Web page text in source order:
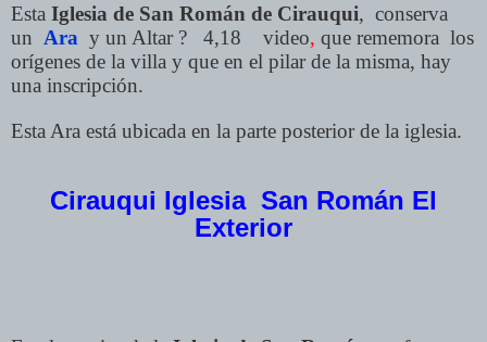
Esta Iglesia de San Román de Cirauqui, conserva
un Ara y un Altar ? 4,18 video, que rememora los
orígenes de la villa y que en el pilar de la misma, hay
una inscripción.
Esta Ara está ubicada en la parte posterior de la iglesia.
Cirauqui Iglesia San Román El
Exterior